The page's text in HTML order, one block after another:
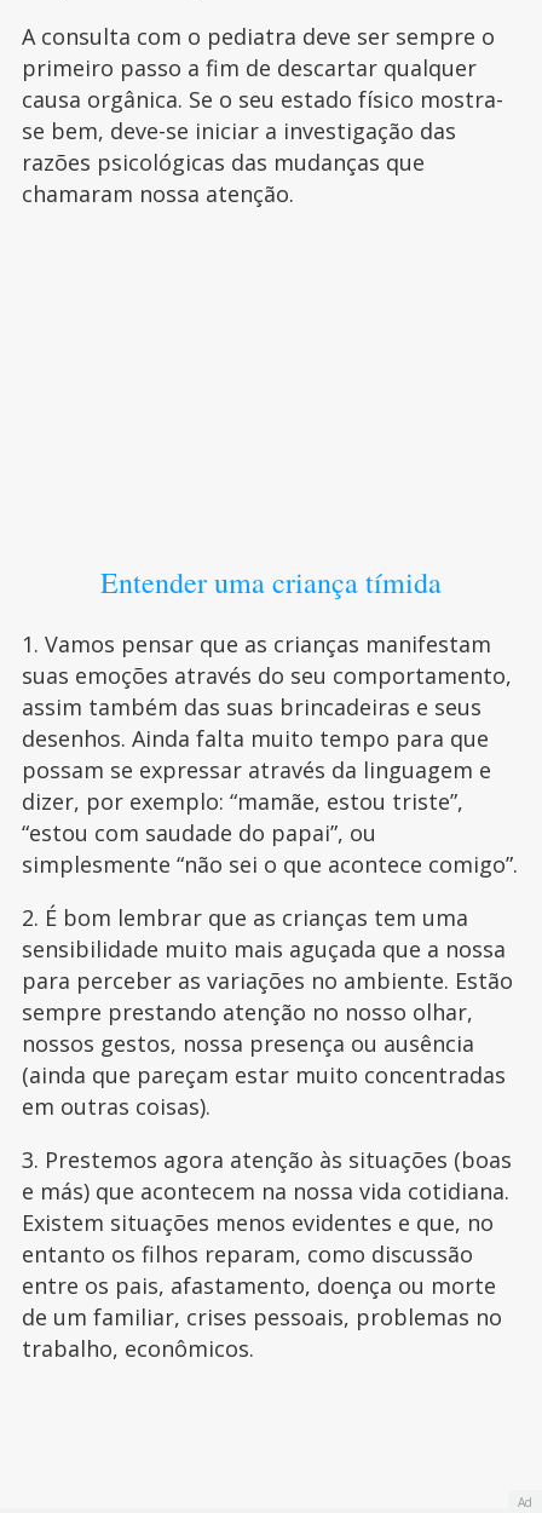
A consulta com o pediatra deve ser sempre o
primeiro passo a fim de descartar qualquer
causa orgânica. Se o seu estado físico mostra-
se bem, deve-se iniciar a investigação das
razões psicológicas das mudanças que
chamaram nossa atenção.
Entender uma criança tímida
1. Vamos pensar que as crianças manifestam
suas emoções através do seu comportamento,
assim também das suas brincadeiras e seus
desenhos. Ainda falta muito tempo para que
possam se expressar através da linguagem e
dizer, por exemplo: “mamãe, estou triste”,
“estou com saudade do papai”, ou
simplesmente “não sei o que acontece comigo”.
2. É bom lembrar que as crianças tem uma
sensibilidade muito mais aguçada que a nossa
para perceber as variações no ambiente. Estão
sempre prestando atenção no nosso olhar,
nossos gestos, nossa presença ou ausência
(ainda que pareçam estar muito concentradas
em outras coisas).
3. Prestemos agora atenção às situações (boas
e más) que acontecem na nossa vida cotidiana.
Existem situações menos evidentes e que, no
entanto os filhos reparam, como discussão
entre os pais, afastamento, doença ou morte
de um familiar, crises pessoais, problemas no
trabalho, econômicos.
Ad